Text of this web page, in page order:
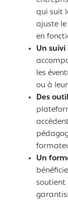
qui suit
ajuste
en
Un suivi
les
ou à
Des
Un
soutient